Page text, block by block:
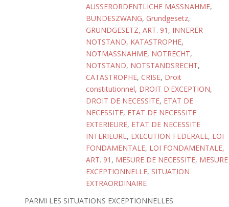
AUSSERORDENTLICHE MASSNAHME,
BUNDESZWANG, Grundgesetz,
GRUNDGESETZ, ART. 91 , INNERER
NOTSTAND, KATASTROPHE,
NOTMASSNAHME, NOTRECHT,
NOTSTAND, NOTSTANDSRECHT,
CATASTROPHE, CRISE, Droit
constitutionnel, DROIT D'EXCEPTION,
DROIT DE NECESSITE, ETAT DE
NECESSITE, ETAT DE NECESSITE
EXTERIEURE, ETAT DE NECESSITE
INTERIEURE, EXECUTION FEDERALE, LOI
FONDAMENTALE, LOI FONDAMENTALE,
ART. 91 , MESURE DE NECESSITE, MESURE
EXCEPTIONNELLE, SITUATION
EXTRAORDINAIRE
PARMI LES SITUATIONS EXCEPTIONNELLES